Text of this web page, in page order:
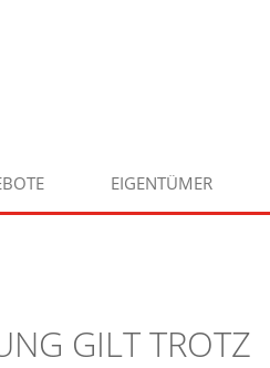
EIGENTÜMER
GILT TROTZ